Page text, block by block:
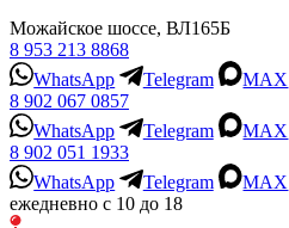
Можайское шоссе, ВЛ165Б
8 953 213 8868
WhatsApp
Telegram
MAX
8 902 067 0857
WhatsApp
Telegram
MAX
8 902 051 1933
WhatsApp
Telegram
MAX
ежедневно с 10 до 18